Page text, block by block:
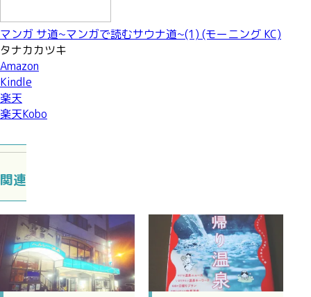
マンガ サ道~マンガで読むサウナ道~(1) (モーニング KC)
タナカカツキ
Amazon
Kindle
楽天
楽天Kobo
関連